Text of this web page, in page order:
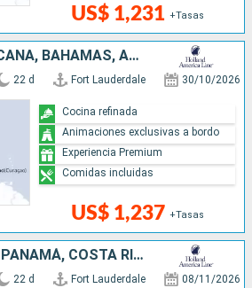
US$ 1,231 +Tasas
REPÚBLICA DOMINICANA, BAHAMAS, ARUBA, COLOMBIA, PANAMÁ, COSTA RICA, JAMAICA, ESTADOS UNIDOS
22 d Fort Lauderdale 30/10/2026
US$ 1,237 +Tasas
Cocina refinada
Animaciones exclusivas a bordo
Experiencia Premium
Comidas incluidas
ARUBA, COLOMBIA, PANAMÁ, COSTA RICA, JAMAICA, BAHAMAS, ESTADOS UNIDOS
22 d Fort Lauderdale 08/11/2026